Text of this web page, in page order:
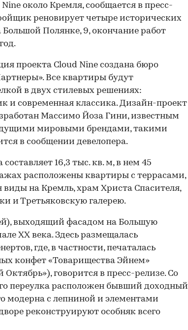
около Кремля, сообщается в пресс-
реновирует четыре исторических
Большой Полянке, 9, окончание работ
проекта Cloud Nine создана бюро
Все квартиры будут
в двух стилевых решениях:
и современная классика. Дизайн-проект
Массимо Йоза Гини, известным
мировыми брендами, такими
в сообщении девелопера.
16,3 тыс. кв. м, в нем 45
расположены квартиры с террасами,
на Кремль, храм Христа Спасителя,
и Третьяковскую галерею.
выходящий фасадом на Большую
XX века. Здесь размещалась
где, в частности, печаталась
конфет «Товарищества Эйнем»
говорится в пресс-релизе. Со
переулка расположен бывший доходный
модерна с лепниной и элементами
реконструируют особняк всего